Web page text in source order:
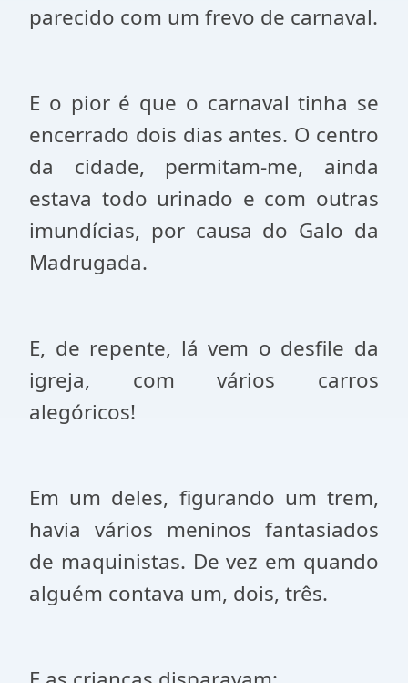
parecido com um frevo de carnaval.
E o pior é que o carnaval tinha se
encerrado dois dias antes. O centro
da cidade, permitam-me, ainda
estava todo urinado e com outras
imundícias, por causa do Galo da
Madrugada.
E, de repente, lá vem o desfile da
igreja, com vários carros
alegóricos!
Em um deles, figurando um trem,
havia vários meninos fantasiados
de maquinistas. De vez em quando
alguém contava um, dois, três.